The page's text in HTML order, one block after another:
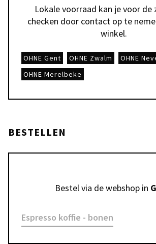
Lokale voorraad kan je voor de
checken door contact op te
winkel.
OHNE Gent OHNE Zwalm
OHNE
OHNE Merelbeke
BESTELLEN
Bestel via de webshop in
Espresso koffie - bonen